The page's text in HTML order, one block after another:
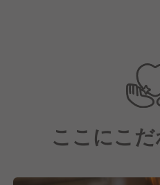
ここにこ